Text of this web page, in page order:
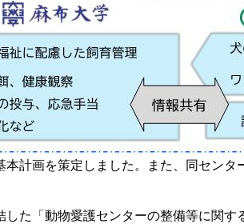
計画を策定しました。また、同セン
た「動物愛護センターの整備等に関